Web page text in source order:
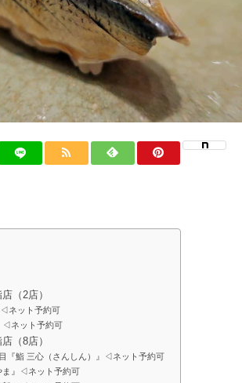
（2店）
ネット予約可
◁ネット予約可
（8店）
目『鮨 三心（さんしん）』◁ネット予約可
ま』◁ネット予約可